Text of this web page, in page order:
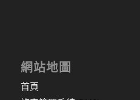
網站地圖
首頁